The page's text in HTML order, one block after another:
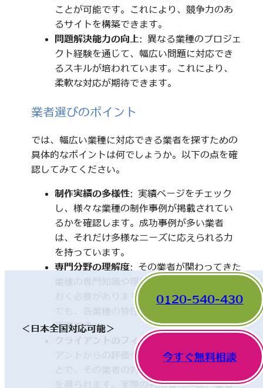
ことが可能です。これにより、競争力のあ
るサイトを構築できます。
問題解決能力の向上: 異なる業種のプロジェ
クト経験を通じて、幅広い問題に対応でき
るスキルが培われています。これにより、
柔軟な対応が期待できます。
業者選びのポイント
では、幅広い業種に対応できる業者を探すための
具体的なポイントは何でしょうか。以下の点を確
認してみてください。
制作実績の多様性: 実績ページをチェック
し、様々な業種の制作事例が掲載されてい
るかを確認します。成功事例が多い業者
は、それだけ多様なニーズに応えられる力
を持っています。
専門分野の理解度: その業者が関わってきた
業種の専門知識や理解度についても触れて
おく必要があります。一見、異なった分野
でも、各業種の特性を理解していることが
重要です。
クライアントのフィードバック
アントからの評価やレビューを確認するこ
とで、その業者の対応や成果に関する情報
を得られます。実際の利用者の声は、業者
＜日本全国対応可能＞
0120-540-430
今すぐ無料相談